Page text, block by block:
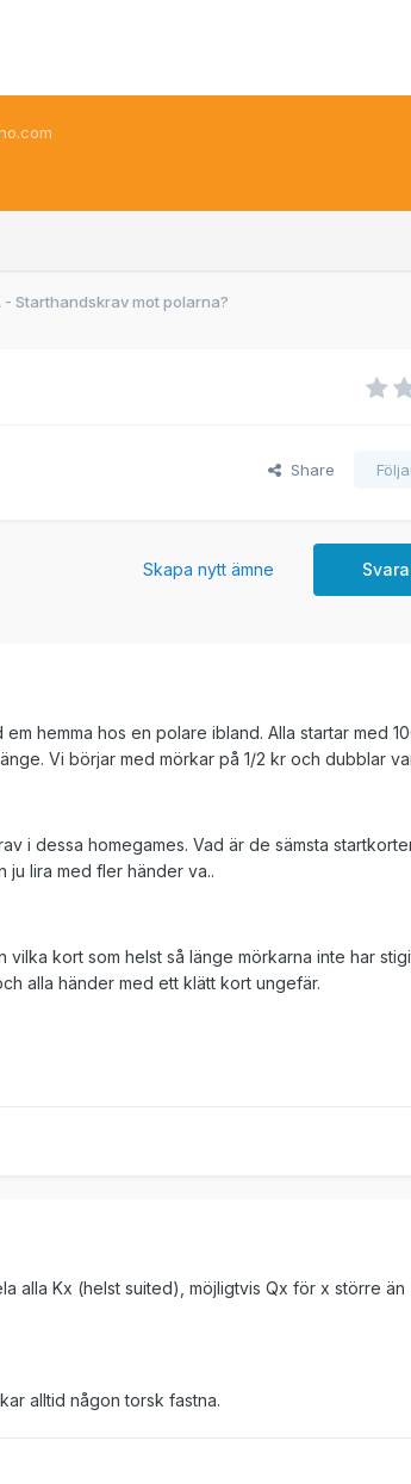
- Starthandskrav mot polarna?
Share
Skapa nytt ämne
hemma hos en polare ibland. Alla startar med
Vi börjar med mörkar på 1/2 kr och dubblar
i dessa homegames. Vad är de sämsta
ju lira med fler händer va..
kort som helst så länge mörkarna inte har
alla händer med ett klätt kort ungefär.
alla Kx (helst suited), möjligtvis Qx för x större än
alltid någon torsk fastna.